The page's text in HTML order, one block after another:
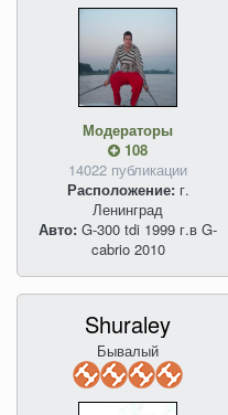
Модераторы
108
14022 публикации
Расположение:г.
Ленинград
Авто: G-300 tdi 1999 г.в G-
cabrio 2010
Shuraley
Бывалый